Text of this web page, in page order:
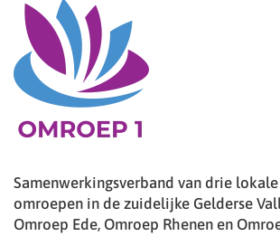
Samenwerkingsverband van drie
omroepen in de zuidelijke Gelderse
Omroep Ede, Omroep Rhenen en